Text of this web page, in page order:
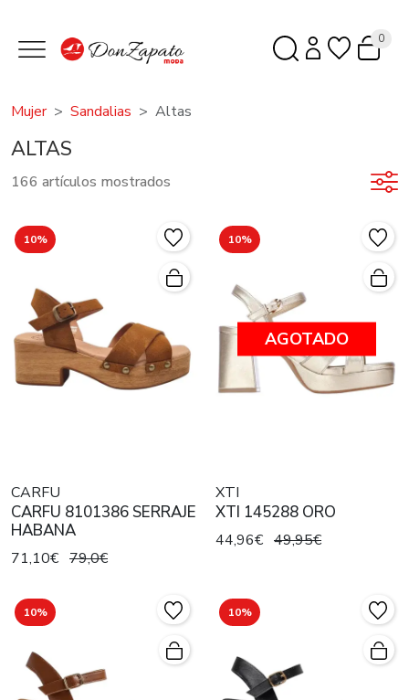
0
Mujer Sandalias Altas
ALTAS
166 artículos mostrados
10%
CARFU
CARFU 8101386 SERRAJE
HABANA
71,10€ 79,0€
10%
AGOTADO
XTI
XTI 145288 ORO
44,96€ 49,95€
10% 10%